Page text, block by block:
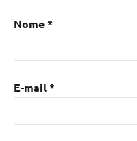
Nome*
E-mail*